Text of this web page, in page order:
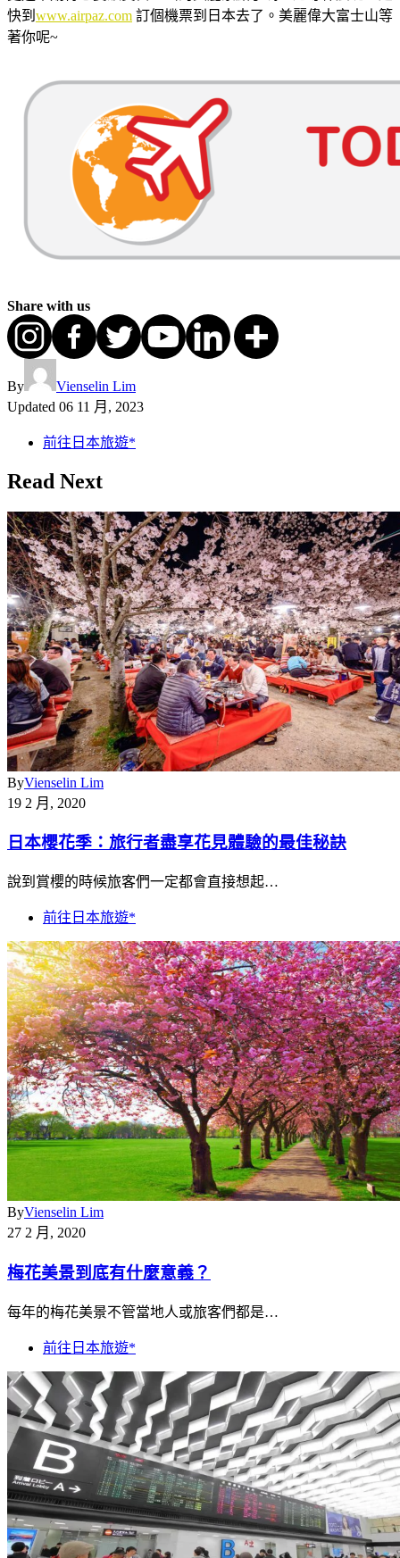
快到 www.airpaz.com 訂個機票到日本去了。美麗偉大富士山等
著你呢~
Share with us
By
Vienselin Lim
Updated 06 11 月, 2023
前往日本旅遊*
Read Next
ByVienselin Lim
19 2 月, 2020
日本櫻花季：旅行者盡享花見體驗的最佳秘訣
說到賞櫻的時候旅客們一定都會直接想起…
前往日本旅遊*
ByVienselin Lim
27 2 月, 2020
梅花美景到底有什麼意義？
每年的梅花美景不管當地人或旅客們都是…
前往日本旅遊*